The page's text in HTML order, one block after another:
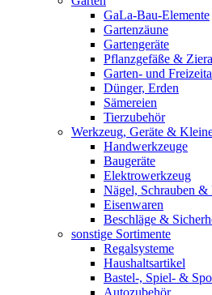
GaLa-Bau-Elemente
Gartenzäune
Gartengeräte
Pflanzgefäße &
Garten- und
Dünger, Erden
Sämereien
Tierzubehör
Werkzeug, Geräte &
Handwerkzeuge
Baugeräte
Elektrowerkzeug
Nägel, Schrauben &
Eisenwaren
Beschläge &
sonstige Sortimente
Regalsysteme
Haushaltsartikel
Bastel-, Spiel- &
Autozubehör